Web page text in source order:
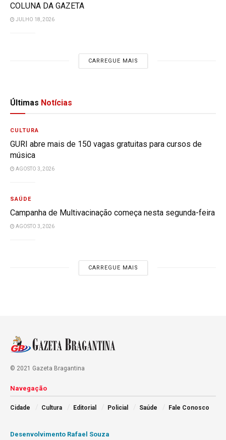
COLUNA DA GAZETA
JULHO 18, 2026
CARREGUE MAIS
Últimas Notícias
CULTURA
GURI abre mais de 150 vagas gratuitas para cursos de
música
AGOSTO 3, 2026
SAÚDE
Campanha de Multivacinação começa nesta segunda-feira
AGOSTO 3, 2026
CARREGUE MAIS
© 2021 Gazeta Bragantina
Navegação
Cidade Cultura Editorial Policial Saúde Fale Conosco
Desenvolvimento Rafael Souza